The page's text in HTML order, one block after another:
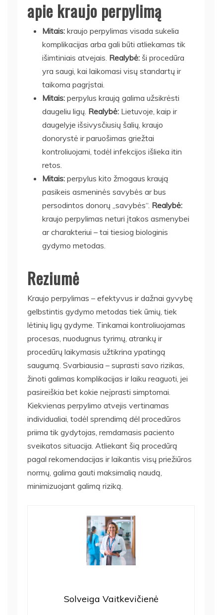
apie kraujo perpylimą
Mitais: kraujo perpylimas visada sukelia
komplikacijas arba gali būti atliekamas tik
išimtiniais atvejais. Realybė: ši procedūra
yra saugi, kai laikomasi visų standartų ir
taikoma pagrįstai.
Mitais: perpylus kraują galima užsikrėsti
daugeliu ligų. Realybė: Lietuvoje, kaip ir
daugelyje išsivysčiusių šalių, kraujo
donorystė ir paruošimas griežtai
kontroliuojami, todėl infekcijos išlieka itin
retos.
Mitais: perpylus kito žmogaus kraują
pasikeis asmeninės savybės ar bus
persodintos donorų „savybės“. Realybė:
kraujo perpylimas neturi įtakos asmenybei
ar charakteriui – tai tiesiog biologinis
gydymo metodas.
Reziumė
Kraujo perpylimas – efektyvus ir dažnai gyvybę
gelbstintis gydymo metodas tiek ūmių, tiek
lėtinių ligų gydyme. Tinkamai kontroliuojamas
procesas, nuodugnus tyrimų, atrankų ir
procedūrų laikymasis užtikrina ypatingą
saugumą. Svarbiausia – suprasti savo rizikas,
žinoti galimas komplikacijas ir laiku reaguoti, jei
pasireiškia bet kokie neįprasti simptomai.
Kiekvienas perpylimo atvejis vertinamas
individualiai, todėl sprendimą dėl procedūros
priima tik gydytojas, remdamasis paciento
sveikatos situacija. Atliekant šią procedūrą
pagal rekomendacijas ir laikantis visų priežiūros
normų, galima gauti maksimalią naudą,
minimizuojant galimą riziką.
Solveiga Vaitkevičienė